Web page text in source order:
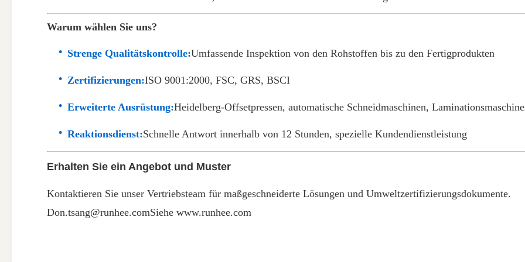
Warum wählen Sie uns?
Strenge Qualitätskontrolle:Umfassende Inspektion von den Rohstoffen bis zu den Fertigprodukten
Zertifizierungen:ISO 9001:2000, FSC, GRS, BSCI
Erweiterte Ausrüstung:Heidelberg-Offsetpressen, automatische Schneidmaschinen,
Reaktionsdienst:Schnelle Antwort innerhalb von 12 Stunden, spezielle Kundendienstleistung
Erhalten Sie ein Angebot und Muster
Kontaktieren Sie unser Vertriebsteam für maßgeschneiderte Lösungen und Umweltzertifizierungsdokumente.
Don.tsang@runhee.comSiehe www.runhee.com